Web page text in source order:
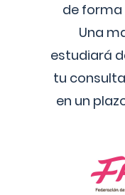
de
Una
estudiará
tu
en un